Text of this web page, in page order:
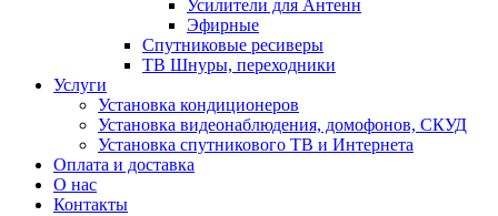
Усилители для Антенн
Эфирные
Спутниковые ресиверы
ТВ Шнуры, переходники
Услуги
Установка кондиционеров
Установка видеонаблюдения, домофонов, СКУД
Установка спутникового ТВ и Интернета
Оплата и доставка
О нас
Контакты